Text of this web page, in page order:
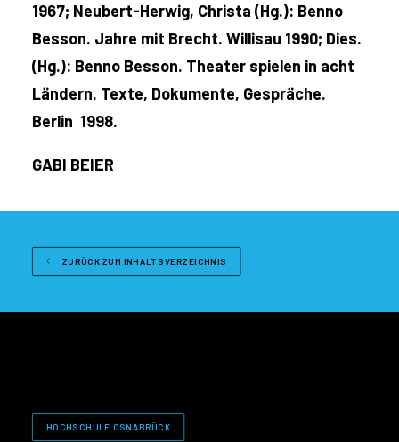
1967; Neubert-Herwig, Christa (Hg.): Benno
Besson. Jahre mit Brecht. Willisau 1990; Dies.
(Hg.): Benno Besson. Theater spielen in acht
Ländern. Texte, Dokumente, Gespräche.
Berlin 1998.
GABI BEIER
ZURÜCK ZUM INHALTSVERZEICHNIS
HOCHSCHULE OSNABRÜCK